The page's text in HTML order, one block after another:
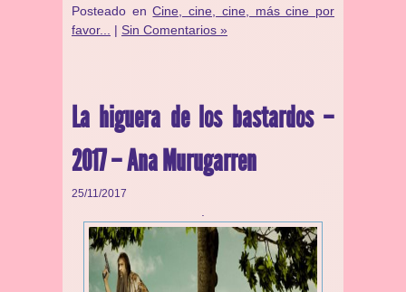
Posteado enCine, cine, cine, más cine por
favor...
| Sin Comentarios »
La higuera de los bastardos –
2017 – Ana Murugarren
25/11/2017